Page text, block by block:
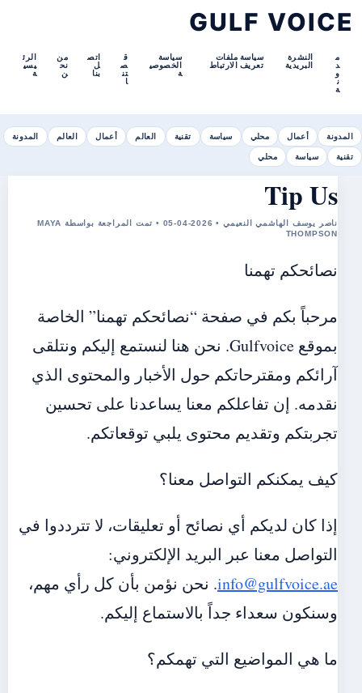
GULF VOICE
الرئ
يسي
ة
من
نح
ن
اتص
ل
بنا
ق
ص
تن
ا
سياسة
الخصوصي
ة
سياسة ملفات
تعريف الارتباط
النشرة
البريدية
م
د
و
ن
ة
المدونة أعمال محلي سياسة تقنية العالم أعمال العالم المدونة
تقنية سياسة محلي
Tip Us
ناصر يوسف الهاشمي النعيمي • 2026-04-05 • تمت المراجعة بواسطة MAYA
THOMPSON
نصائحكم تهمنا
مرحباً بكم في صفحة “نصائحكم تهمنا” الخاصة
بموقع Gulfvoice. نحن هنا لنستمع إليكم ونتلقى
آرائكم ومقترحاتكم حول الأخبار والمحتوى الذي
نقدمه. إن تفاعلكم معنا يساعدنا على تحسين
تجربتكم وتقديم محتوى يلبي توقعاتكم.
كيف يمكنكم التواصل معنا؟
إذا كان لديكم أي نصائح أو تعليقات، لا تترددوا في
التواصل معنا عبر البريد الإلكتروني:
info@gulfvoice.ae. نحن نؤمن بأن كل رأي مهم،
وسنكون سعداء جداً بالاستماع إليكم.
ما هي المواضيع التي تهمكم؟